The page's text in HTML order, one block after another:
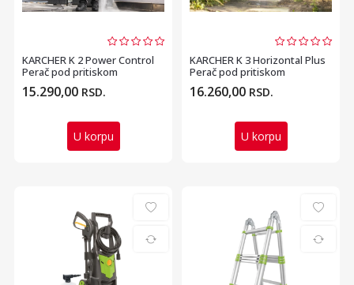
KARCHER K 2 Power Control
Perač pod pritiskom
15.290,00 RSD.
U korpu
KARCHER K 3 Horizontal Plus
Perač pod pritiskom
16.260,00 RSD.
U korpu